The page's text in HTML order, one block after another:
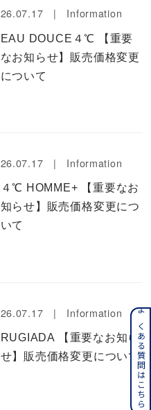
26.07.17 | Information
EAU DOUCE４℃ 【重要
なお知らせ】販売価格変更
について
26.07.17 | Information
４℃ HOMME+ 【重要なお
知らせ】販売価格変更につ
いて
26.07.17 | Information
RUGIADA 【重要なお知ら
せ】販売価格変更についてよくある質問はこちら